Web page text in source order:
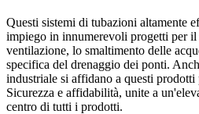
Questi sistemi di tubazioni altamente
impiego in innumerevoli progetti per
ventilazione, lo smaltimento delle
specifica del drenaggio dei ponti.
industriale si affidano a questi prodotti
Sicurezza e affidabilità, unite a
centro di tutti i prodotti.